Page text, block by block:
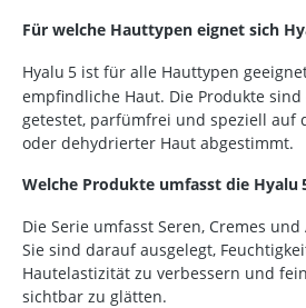
Für welche Hauttypen eignet sich
Hyalu 5 ist für alle Hauttypen
empfindliche Haut. Die Produkte
getestet, parfümfrei und speziell auf
oder dehydrierter Haut abgestimmt.
Welche Produkte umfasst die Hyalu
Die Serie umfasst Seren, Cremes
Sie sind darauf ausgelegt,
Hautelastizität zu verbessern und
sichtbar zu glätten.